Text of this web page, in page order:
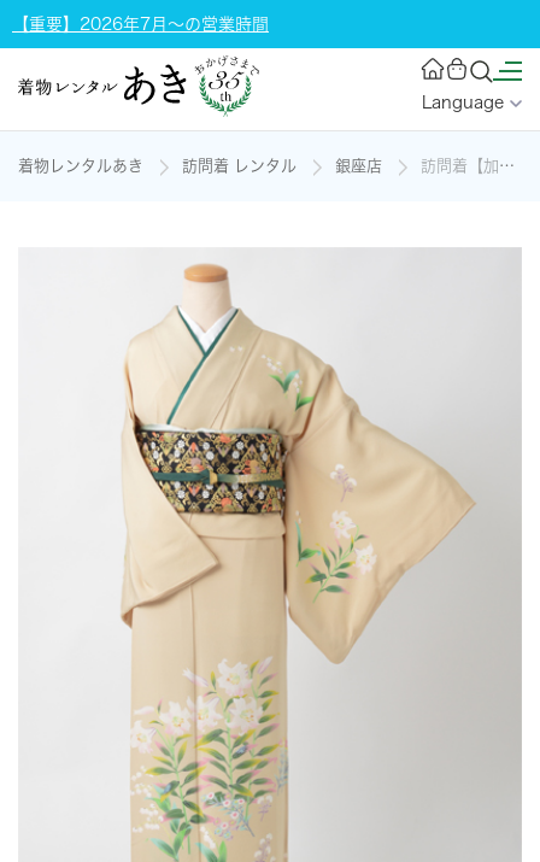
【重要】2026年7月～の営業時間
Language
着物レンタルあき 訪問着 レンタル 銀座店 訪問着【加賀友禅・百合】の着物レンタル